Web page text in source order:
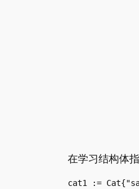
在学习结构体
cat1 :=